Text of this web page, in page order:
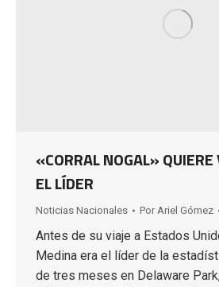
«CORRAL NOGAL» QUIERE
EL LÍDER
Noticias Nacionales Por Ariel Gómez
Antes de su viaje a Estados
Medina era el líder de la
de tres meses en Delaware